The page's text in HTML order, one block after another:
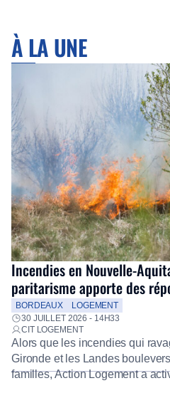
À LA UNE
Incendies en Nouvelle-
paritarisme apporte des
salariés
BORDEAUX
LOGEMENT
30 JUILLET 2026 - 14H33
CIT LOGEMENT
Alors que les incendies qui
Gironde et les Landes
familles, Action Logement a